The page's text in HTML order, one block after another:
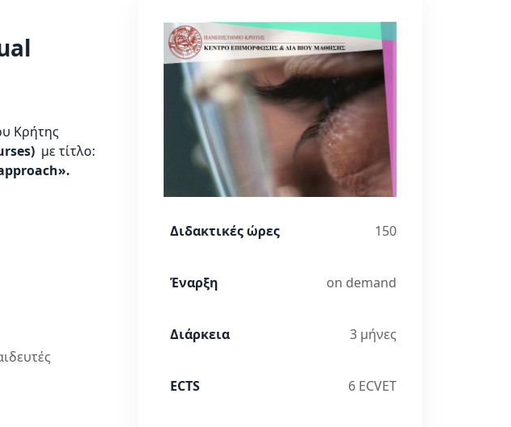
Διδακτικές ώρες 150
Έναρξη on demand
Διάρκεια 3 μήνες
ECTS 6 ECVET
Κρήτης
με τίτλο: